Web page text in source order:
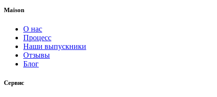
Maison
О нас
Процесс
Наши выпускники
Отзывы
Блог
Сервис